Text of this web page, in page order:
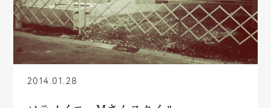
2014.01.28